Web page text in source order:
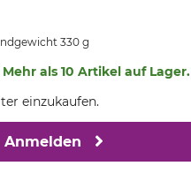
330 g
als 10 Artikel auf Lager.
einzukaufen.
Anmelden